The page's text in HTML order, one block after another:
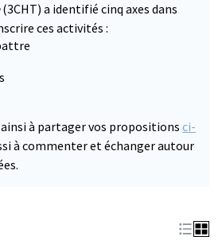
(3CHT) a identifié cinq axes dans
ces activités :
à partager vos propositions ci-
un nouvel onglet)
à commenter et échanger autour